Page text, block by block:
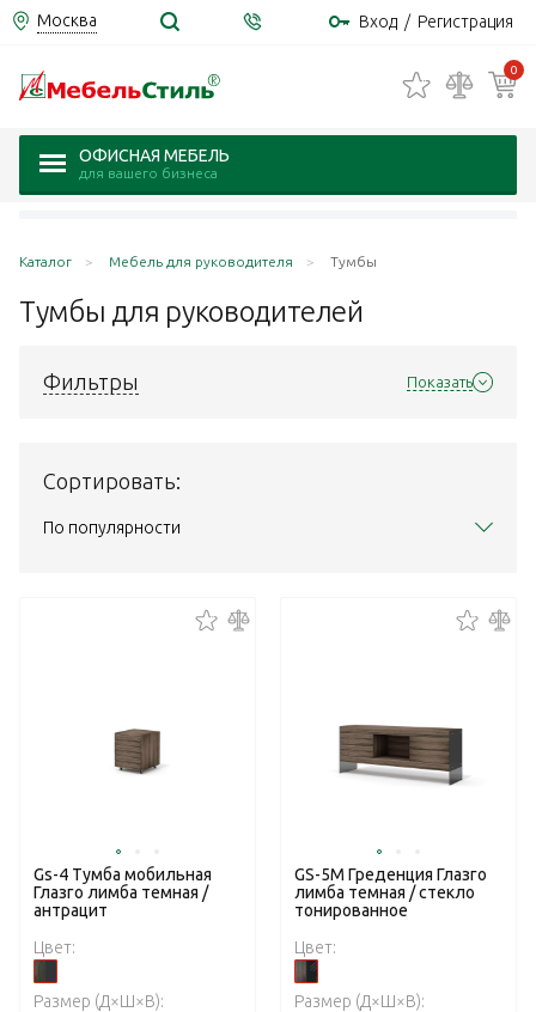
Москва Вход / Регистрация
0
ОФИСНАЯ МЕБЕЛЬ
для вашего бизнеса
Каталог Мебель для руководителя Тумбы
Тумбы для руководителей
Фильтры Показать
Сортировать:
По популярности
Gs-4 Тумба мобильная
Глазго лимба темная /
антрацит
Цвет:
Размер (Д×Ш×В):
GS-5M Греденция Глазго
лимба темная / стекло
тонированное
Цвет:
Размер (Д×Ш×В):